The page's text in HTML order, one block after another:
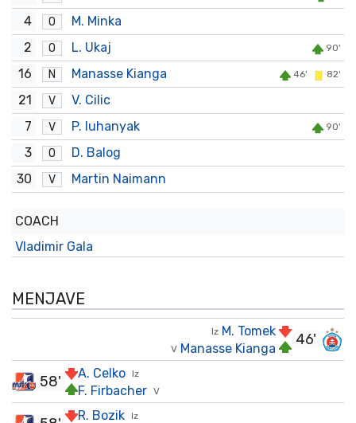
4 O
M. Minka
2
O L. Ukaj 90'
16 N Manasse Kianga 46' 82'
21 V
V. Cilic
7
V P. Iuhanyak 90'
3 O
D. Balog
30
V Martin Naimann
COACH
Vladimir Gala
MENJAVE
46'
Iz M. Tomek
V Manasse Kianga
Iz
A. Celko
V
F. Firbacher
58'
Iz
R. Bozik